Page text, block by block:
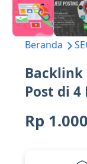
Beranda
Backlink
Post di
Rp